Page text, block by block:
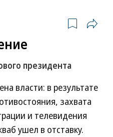
президента
власти: в результате
захвата
и телевидения
ушел в отставку.